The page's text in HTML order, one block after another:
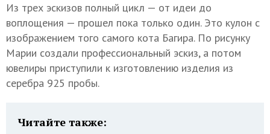
Из трех эскизов полный цикл — от идеи до
воплощения — прошел пока только один. Это кулон с
изображением того самого кота Багира. По рисунку
Марии создали профессиональный эскиз, а потом
ювелиры приступили к изготовлению изделия из
серебра 925 пробы.
Читайте также: